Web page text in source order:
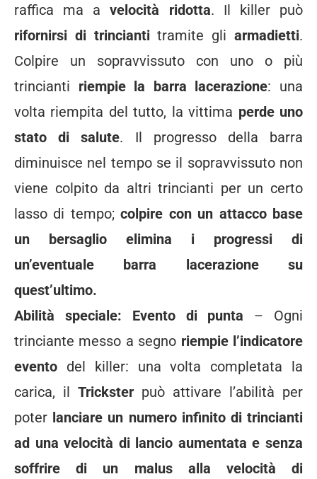
raffica ma avelocità ridotta. Il killer può
rifornirsi di trinciantitramite gli armadietti.
Colpire un sopravvissuto con uno o più
trincianti riempie la barra lacerazione: una
volta riempita del tutto, la vittima perde uno
stato di salute. Il progresso della barra
diminuisce nel tempo se il sopravvissuto non
viene colpito da altri trincianti per un certo
lasso di tempo;colpire con un attacco base
un bersaglio elimina i progressi di
un’eventuale barra lacerazione su
quest’ultimo.
Abilità speciale: Evento di punta – Ogni
trinciante messo a segno riempie l’indicatore
evento del killer: una volta completata la
carica, il Trickster può attivare l’abilità per
poter lanciare un numero infinito di trincianti
ad una velocità di lancio aumentata e senza
soffrire di un malus alla velocità di